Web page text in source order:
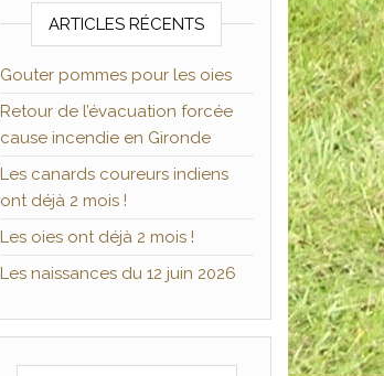
ARTICLES RÉCENTS
Gouter pommes pour les oies
Retour de l’évacuation forcée
cause incendie en Gironde
Les canards coureurs indiens
ont déjà 2 mois !
Les oies ont déjà 2 mois !
Les naissances du 12 juin 2026